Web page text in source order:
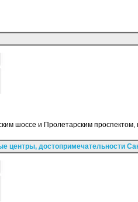
шоссе и Пролетарским проспектом,
центры, достопримечательности